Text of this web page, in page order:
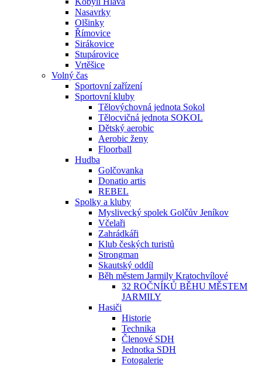
Nasavrky
Olšinky
Římovice
Sirákovice
Stupárovice
Vrtěšice
Volný čas
Sportovní zařízení
Sportovní kluby
Tělovýchovná jednota Sokol
Tělocvičná jednota SOKOL
Dětský aerobic
Aerobic ženy
Floorball
Hudba
Golčovanka
Donatio artis
REBEL
Spolky a kluby
Myslivecký spolek Golčův Jeníkov
Včelaři
Zahrádkáři
Klub českých turistů
Strongman
Skautský oddíl
Běh městem Jarmily Kratochvílové
32 ROČNÍKŮ BĚHU MĚSTEM
JARMILY
Hasiči
Historie
Technika
Členové SDH
Jednotka SDH
Fotogalerie